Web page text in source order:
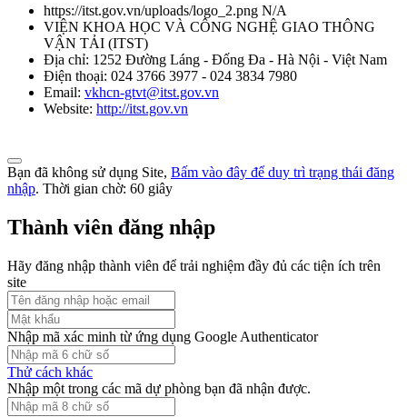
Thời gian đăng: 08/08/2026
lượt xem: 1043 | lượt tải:0
TCVN 5418-91
Thời gian đăng: 08/08/2026
lượt xem: 1060 | lượt tải:0
TCVN 6566:1999
Phương tiện giao thông đường bộ. ô tô lắp động cơ cháy do nén.
Phương pháp đo khí thải gây ô nhiễm trong thử công nhận kiểu
Thời gian đăng: 08/08/2026
lượt xem: 1069 | lượt tải:0
TCVN 6445:1998
https://itst.gov.vn/uploads/logo_2.png N/A
VIỆN KHOA HỌC VÀ CÔNG NGHỆ GIAO THÔNG
VẬN TẢI (ITST)
Địa chỉ: 1252 Đường Láng - Đống Đa - Hà Nội - Việt Nam
Điện thoại: 024 3766 3977 - 024 3834 7980
Email: vkhcn-gtvt@itst.gov.vn
Website: http://itst.gov.vn
Bạn đã không sử dụng Site, Bấm vào đây để duy trì trạng thái đăng
nhập. Thời gian chờ: 60 giây
Thành viên đăng nhập
Hãy đăng nhập thành viên để trải nghiệm đầy đủ các tiện ích trên
site
Nhập mã xác minh từ ứng dụng Google Authenticator
Thử cách khác
Nhập một trong các mã dự phòng bạn đã nhận được.